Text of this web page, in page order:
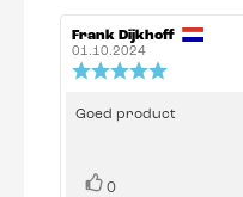
Auteur
van
deze
Frank Dijkhoff
01.10.2024
uit
Beoordelingstekst:
Goed product
Stem
0